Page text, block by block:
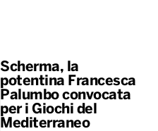
Scherma, la
potentina Francesca
Palumbo convocata
per i Giochi del
Mediterraneo